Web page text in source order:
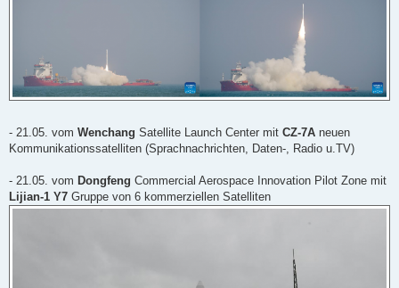
- 21.05. vom Wenchang Satellite Launch Center mit CZ-7A neuen
Kommunikationssatelliten (Sprachnachrichten, Daten-, Radio u.TV)
- 21.05. vom Dongfeng Commercial Aerospace Innovation Pilot Zone mit
Lijian-1 Y7 Gruppe von 6 kommerziellen Satelliten